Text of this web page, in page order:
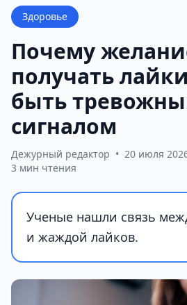
Здоровье
Почему
получать
быть
сигналом
Дежурный редактор • 20 июля
3 мин чтения
Ученые нашли связь
и жаждой лайков.